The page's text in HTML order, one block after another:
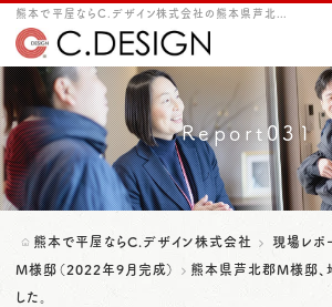
熊本で平屋ならC.デザイン株式会社の熊本県芦北郡M様邸、地鎮祭が執り行われました。をご紹介
Report031
熊本で平屋ならC.デザイン株式会社 現場レポ
M様邸（2022年9月完成）
熊本県芦北郡M様邸、
した。